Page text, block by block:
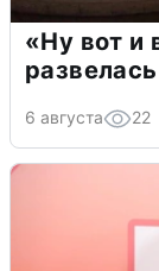
«Ну вот и
6 августа 22